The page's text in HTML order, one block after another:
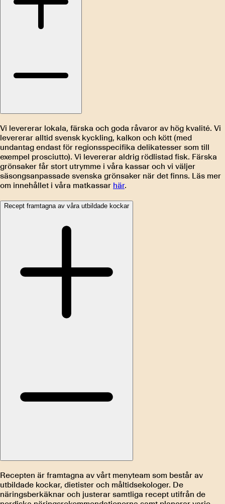
Vi levererar lokala, färska och goda råvaror av hög kvalité. Vi
levererar alltid svensk kyckling, kalkon och kött (med
undantag endast för regionsspecifika delikatesser som till
exempel prosciutto). Vi levererar aldrig rödlistad fisk. Färska
grönsaker får stort utrymme i våra kassar och vi väljer
säsongsanpassade svenska grönsaker när det finns. Läs mer
om innehållet i våra matkassar här.
Recept framtagna av våra utbildade kockar
Recepten är framtagna av vårt menyteam som består av
utbildade kockar, dietister och måltidsekologer. De
näringsberkäknar och justerar samtliga recept utifrån de